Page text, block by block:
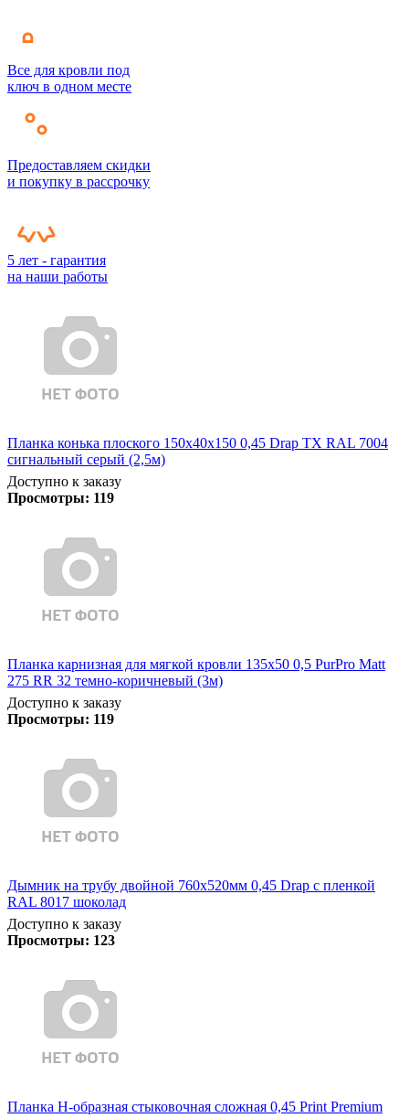
Все для кровли под
ключ в одном месте
Предоставляем скидки
и покупку в рассрочку
5 лет - гарантия
на наши работы
Планка конька плоского 150х40х150 0,45 Drap TX RAL 7004
сигнальный серый (2,5м)
Доступно к заказу
Просмотры: 119
Планка карнизная для мягкой кровли 135х50 0,5 PurPro Matt
275 RR 32 темно-коричневый (3м)
Доступно к заказу
Просмотры: 119
Дымник на трубу двойной 760х520мм 0,45 Drap с пленкой
RAL 8017 шоколад
Доступно к заказу
Просмотры: 123
Планка Н-образная стыковочная сложная 0,45 Print Premium